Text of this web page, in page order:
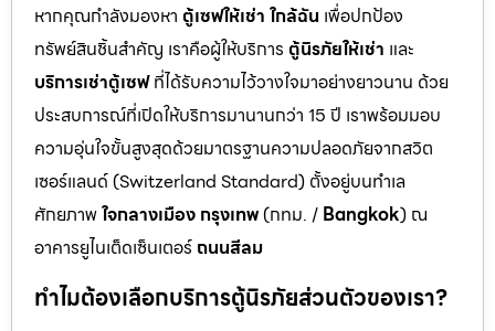
หากคุณกำลังมองหา ตู้เซฟให้เช่า ใกล้ฉัน เพื่อปกป้อง
ทรัพย์สินชิ้นสำคัญ เราคือผู้ให้บริการ ตู้นิรภัยให้เช่า และ
บริการเช่าตู้เซฟที่ได้รับความไว้วางใจมาอย่างยาวนาน ด้วย
ประสบการณ์ที่เปิดให้บริการมานานกว่า 15 ปี เราพร้อมมอบ
ความอุ่นใจขั้นสูงสุดด้วยมาตรฐานความปลอดภัยจากสวิต
เซอร์แลนด์ (Switzerland Standard) ตั้งอยู่บนทำเล
ศักยภาพใจกลางเมือง กรุงเทพ(กทม. / Bangkok) ณ
อาคารยูไนเต็ดเซ็นเตอร์ ถนนสีลม
ทำไมต้องเลือกบริการตู้นิรภัยส่วนตัวของเรา?